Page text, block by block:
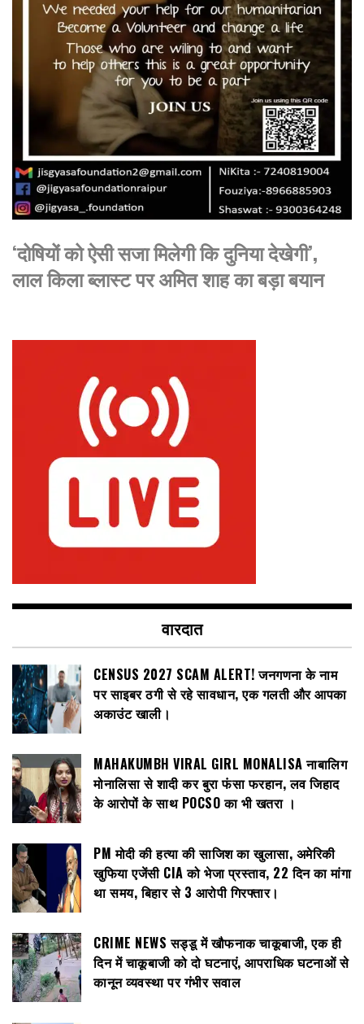
‘दोषियों को ऐसी सजा मिलेगी कि दुनिया देखेगी’,
लाल किला ब्लास्ट पर अमित शाह का बड़ा बयान
वारदात
CENSUS 2027 SCAM ALERT! जनगणना के नाम
पर साइबर ठगी से रहे सावधान, एक गलती और आपका
अकाउंट खाली।
MAHAKUMBH VIRAL GIRL MONALISA नाबालिग
मोनालिसा से शादी कर बुरा फंसा फरहान, लव जिहाद
के आरोपों के साथ POCSO का भी खतरा ।
PM मोदी की हत्या की साजिश का खुलासा, अमेरिकी
खुफिया एजेंसी CIA को भेजा प्रस्ताव, 22 दिन का मांगा
था समय, बिहार से 3 आरोपी गिरफ्तार।
CRIME NEWS सड्डू में खौफनाक चाकूबाजी, एक ही
दिन में चाकूबाजी को दो घटनाएं, आपराधिक घटनाओं से
कानून व्यवस्था पर गंभीर सवाल